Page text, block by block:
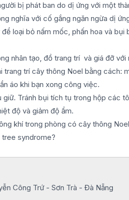
bị phát ban do dị ứng với một
nghĩa với cố gắng ngăn ngừa dị
loại bỏ nấm mốc, phấn hoa và bụi
nhân tạo, đồ trang trí và giá đỡ với
trang trí cây thông Noel bằng cách:
áo khi bạn xong công việc.
giữ. Tránh bụi tích tụ trong hộp các
độ và giảm độ ẩm.
khí trong phòng có cây thông
syndrome?
Công Trứ - Sơn Trà - Đà Nẵng